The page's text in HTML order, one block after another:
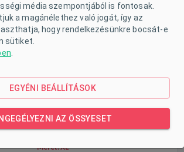
Szülés utáni deréköv - XL
Méret:XL
média szempontjából is fontosak.
a magánélethez való jogát, így az
hogy rendelkezésünkre bocsát-e
sütiket.
EGYÉNI BEÁLLÍTÁSOK
AZ ÖSSYESET